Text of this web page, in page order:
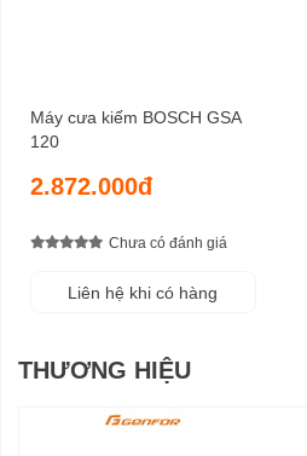
Máy cưa kiếm BOSCH GSA
120
2.872.000đ
Chưa có đánh giá
Liên hệ khi có hàng
THƯƠNG HIỆU